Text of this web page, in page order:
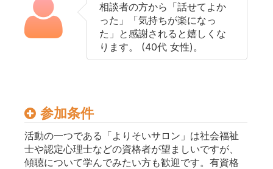
相談者の方から「話せてよか
った」「気持ちが楽になっ
た」と感謝されると嬉しくな
ります。 (40代 女性)。
参加条件
活動の一つである「よりそいサロン」は社会福祉
士や認定心理士などの資格者が望ましいですが、
傾聴について学んでみたい方も歓迎です。有資格